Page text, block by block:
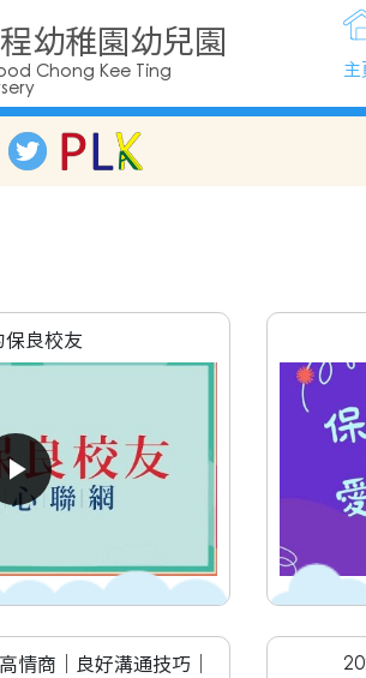
幼稚園幼兒園
Chong Kee Ting 主
保良校友
情商｜良好溝通技巧｜